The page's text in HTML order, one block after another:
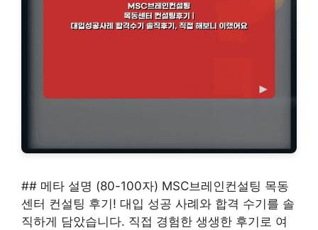
## 메타 설명 (80-100자) MSC브레인컨설팅 목동
센터 컨설팅 후기! 대입 성공 사례와 합격 수기를 솔
직하게 담았습니다. 직접 경험한 생생한 후기로 여